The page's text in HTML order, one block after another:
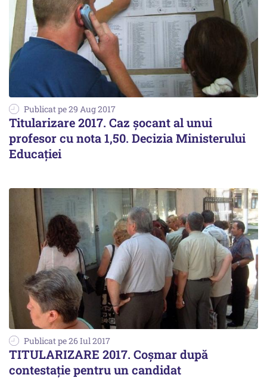
Publicat pe 29 Aug 2017
Titularizare 2017. Caz șocant al unui
profesor cu nota 1,50. Decizia Ministerului
Educației
Publicat pe 26 Iul 2017
TITULARIZARE 2017. Coșmar după
contestație pentru un candidat